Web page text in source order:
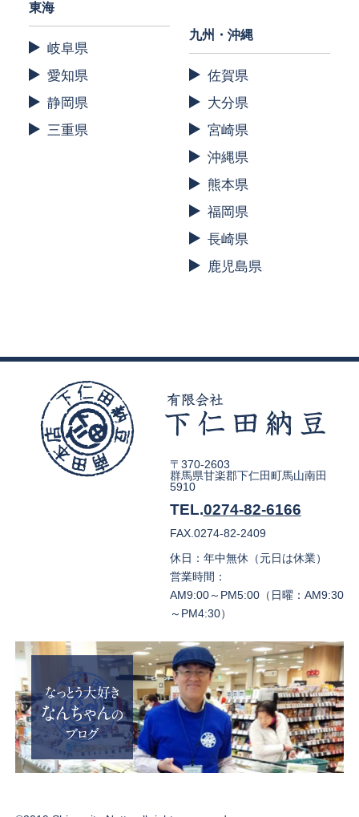
東海
岐阜県
愛知県
静岡県
三重県
九州・沖縄
佐賀県
大分県
宮崎県
沖縄県
熊本県
福岡県
長崎県
鹿児島県
〒370-2603
群馬県甘楽郡下仁田町馬山南田
5910
TEL.0274-82-6166
FAX.0274-82-2409
休日：年中無休（元日は休業）
営業時間：
AM9:00～PM5:00（日曜：AM9:30
～PM4:30）